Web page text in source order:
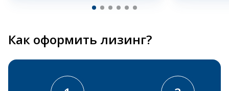
Как оформить лизинг?